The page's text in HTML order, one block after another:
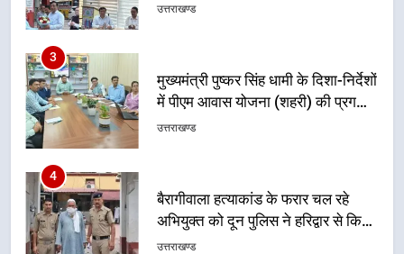
उत्तराखण्ड
3
मुख्यमंत्री पुष्कर सिंह धामी के दिशा-निर्देशों
में पीएम आवास योजना (शहरी) की प्रगति
की हुई समीक्षा
उत्तराखण्ड
4
बैरागीवाला हत्याकांड के फरार चल रहे
अभियुक्त को दून पुलिस ने हरिद्वार से किया
गिरफ्तार
उत्तराखण्ड